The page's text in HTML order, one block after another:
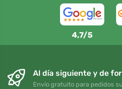
4,7/5
Al día siguiente y de
Envío gratuito para pedidos